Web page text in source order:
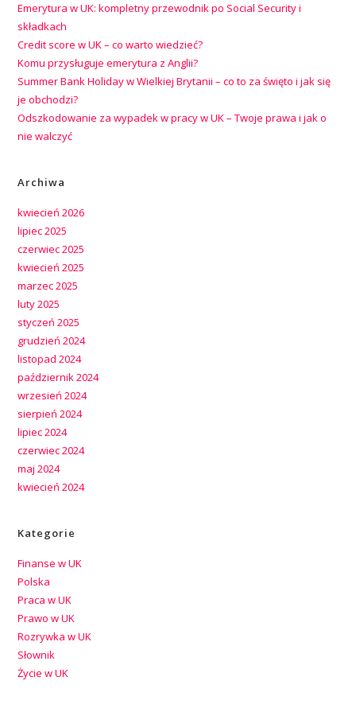
Emerytura w UK: kompletny przewodnik po Social Security i
składkach
Credit score w UK – co warto wiedzieć?
Komu przysługuje emerytura z Anglii?
Summer Bank Holiday w Wielkiej Brytanii – co to za święto i jak się
je obchodzi?
Odszkodowanie za wypadek w pracy w UK – Twoje prawa i jak o
nie walczyć
Archiwa
kwiecień 2026
lipiec 2025
czerwiec 2025
kwiecień 2025
marzec 2025
luty 2025
styczeń 2025
grudzień 2024
listopad 2024
październik 2024
wrzesień 2024
sierpień 2024
lipiec 2024
czerwiec 2024
maj 2024
kwiecień 2024
Kategorie
Finanse w UK
Polska
Praca w UK
Prawo w UK
Rozrywka w UK
Słownik
Życie w UK